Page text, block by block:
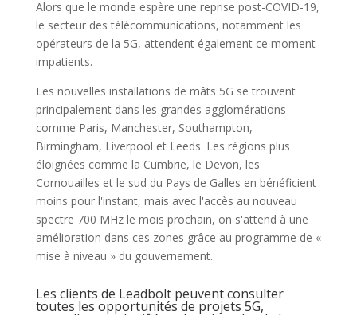
Alors que le monde espère une reprise post-COVID-19,
le secteur des télécommunications, notamment les
opérateurs de la 5G, attendent également ce moment
impatients.
Les nouvelles installations de mâts 5G se trouvent
principalement dans les grandes agglomérations
comme Paris, Manchester, Southampton,
Birmingham, Liverpool et Leeds. Les régions plus
éloignées comme la Cumbrie, le Devon, les
Cornouailles et le sud du Pays de Galles en bénéficient
moins pour l'instant, mais avec l'accès au nouveau
spectre 700 MHz le mois prochain, on s'attend à une
amélioration dans ces zones grâce au programme de «
mise à niveau » du gouvernement.
Les clients de Leadbolt peuvent consulter
toutes les opportunités de projets 5G,